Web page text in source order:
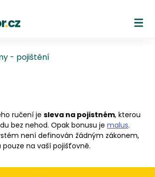
- pojištění
ručení je sleva na pojistném, kterou
bez nehod. Opak bonusu je malus.
není definován žádným zákonem,
pouze na vaší pojišťovně.